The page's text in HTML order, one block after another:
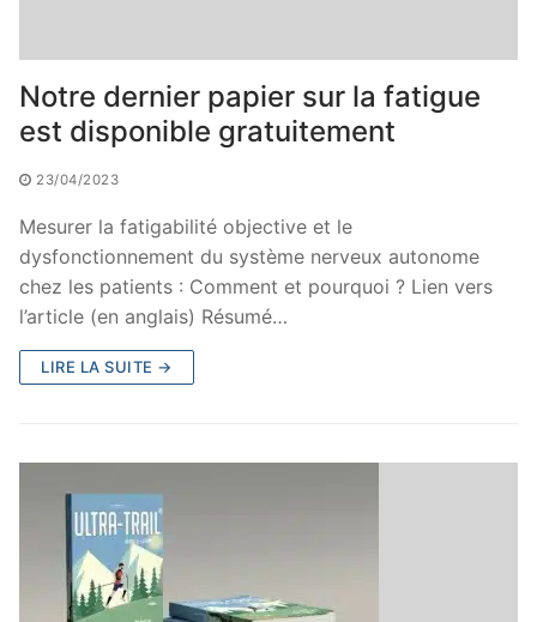
Notre dernier papier sur la fatigue
est disponible gratuitement
23/04/2023
Mesurer la fatigabilité objective et le
dysfonctionnement du système nerveux autonome
chez les patients : Comment et pourquoi ? Lien vers
l’article (en anglais) Résumé…
LIRE LA SUITE →